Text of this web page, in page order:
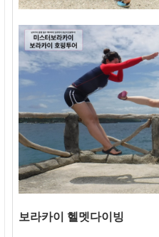
보라카이 헬멧다이빙